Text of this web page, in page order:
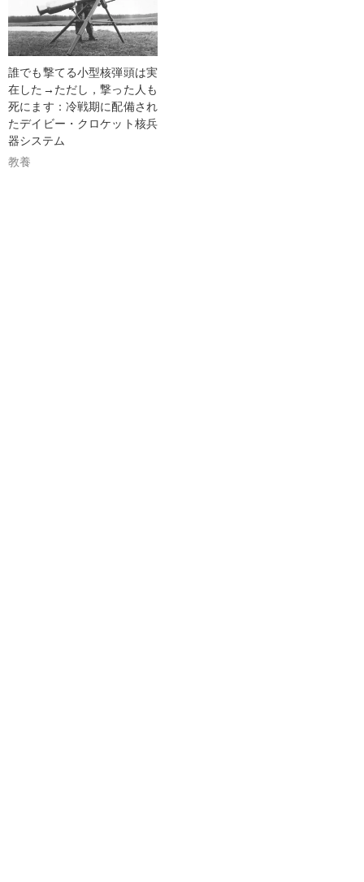
誰でも撃てる小型核弾頭は実
在した→ただし，撃った人も
死にます：冷戦期に配備され
たデイビー・クロケット核兵
器システム
教養